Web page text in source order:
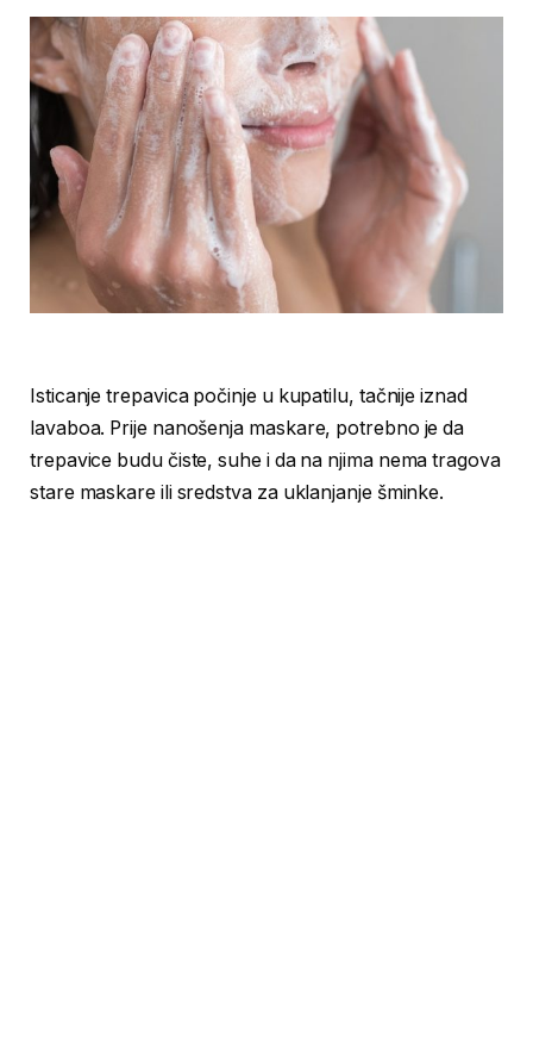
Isticanje trepavica počinje u kupatilu, tačnije iznad
lavaboa. Prije nanošenja maskare, potrebno je da
trepavice budu čiste, suhe i da na njima nema tragova
stare maskare ili sredstva za uklanjanje šminke.